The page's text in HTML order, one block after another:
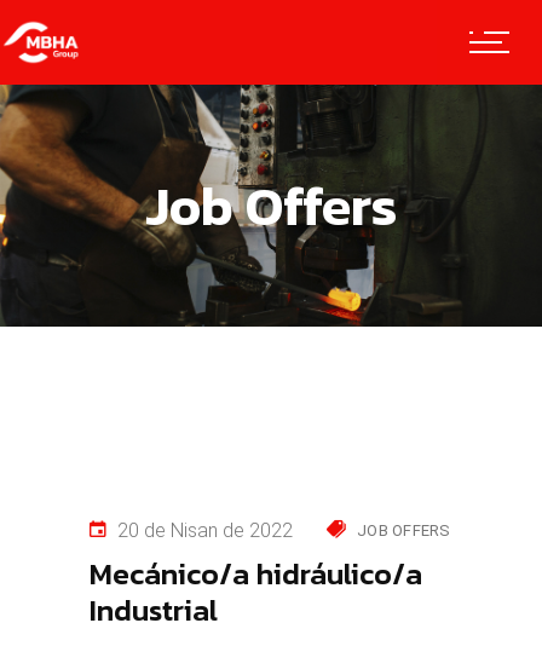
Job Offers
20 de Nisan de 2022 JOB OFFERS
Mecánico/a hidráulico/a
Industrial